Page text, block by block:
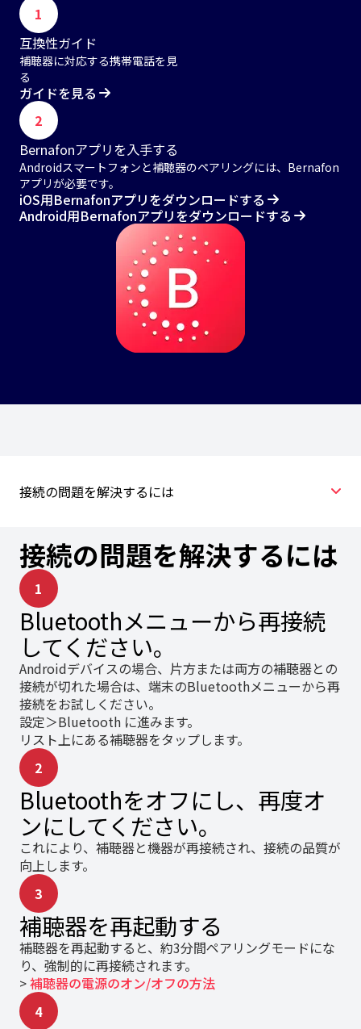
1
互換性ガイド
補聴器に対応する携帯電話を見
る
ガイドを見る
2
Bernafonアプリを入手する
Androidスマートフォンと補聴器のペアリングには、Bernafon
アプリが必要です。
iOS用Bernafonアプリをダウンロードする
Android用Bernafonアプリをダウンロードする
接続の問題を解決するには
1
Bluetoothメニューから再接続
してください。
Androidデバイスの場合、片方または両方の補聴器との
接続が切れた場合は、端末のBluetoothメニューから再
接続をお試しください。
設定＞Bluetooth に進みます。
リスト上にある補聴器をタップします。
2
Bluetoothをオフにし、再度オ
ンにしてください。
これにより、補聴器と機器が再接続され、接続の品質が
向上します。
3
補聴器を再起動する
補聴器を再起動すると、約3分間ペアリングモードにな
り、強制的に再接続されます。
>補聴器の電源のオン/オフの方法
4
接続の問題を解決するには